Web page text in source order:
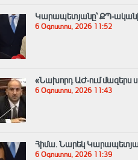
Կարապետյանը՝ ՔՊ-
6 Օգոստոս, 2026 11:52
«Նախորդ ԱԺ-ում մազերս
6 Օգոստոս, 2026 11:43
Հիմա. Նարեկ
6 Օգոստոս, 2026 11:39